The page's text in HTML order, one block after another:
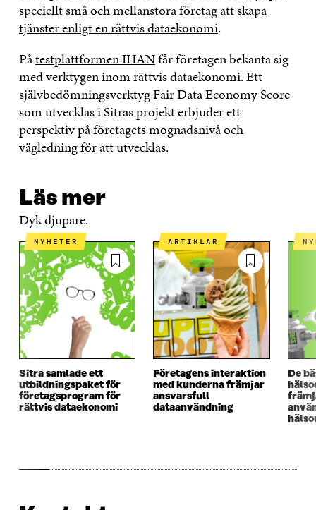
speciellt små och mellanstora företag att skapa
tjänster enligt en rättvis dataekonomi.
Påtestplattformen IHANfår företagen bekanta sig
med verktygen inom rättvis dataekonomi. Ett
självbedömningsverktyg Fair Data Economy Score
som utvecklas i Sitras projekt erbjuder ett
perspektiv på företagets mognadsnivå och
vägledning för att utvecklas.
Läs mer
Dyk djupare.
NYHETER
Sitra samlade ett
utbildningspaket för
företagsprogram för
rättvis dataekonomi
ARTIKLAR
Företagens interaktion
med kunderna främjar
ansvarsfull
dataanvändning
De